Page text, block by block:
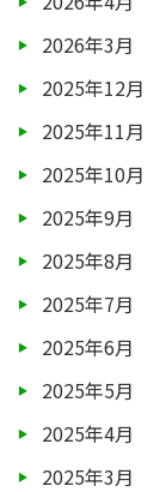
2026年3月
2025年12月
2025年11月
2025年10月
2025年9月
2025年8月
2025年7月
2025年6月
2025年5月
2025年4月
2025年3月